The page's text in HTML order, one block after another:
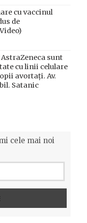
cu vaccinul
de
sunt
cu linii celulare
avortați. Av.
Satanic
cele mai noi